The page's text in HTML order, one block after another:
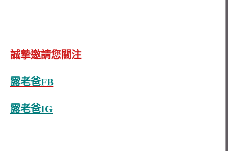
誠摯邀請您關注
露老爸FB
露老爸IG